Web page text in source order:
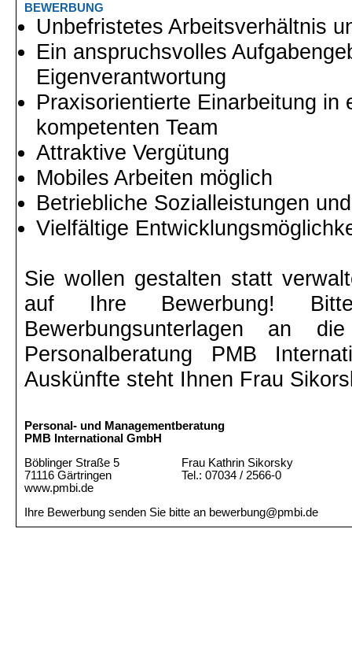
BEWERBUNG
Unbefristetes Arbeitsverhältnis
Ein anspruchsvolles
Eigenverantwortung
Praxisorientierte Einarbeitung in
kompetenten Team
Attraktive Vergütung
Mobiles Arbeiten möglich
Betriebliche Sozialleistungen
Vielfältige
Sie wollen gestalten statt
auf Ihre Bewerbung!
Bewerbungsunterlagen an
Personalberatung PMB
Auskünfte steht Ihnen Frau
Personal- und Managementberatung
PMB International GmbH
Böblinger Straße 5
Frau Kathrin Sikorsky
71116 Gärtringen
Tel.: 07034 / 2566-0
www.pmbi.de
Ihre Bewerbung senden Sie bitte an bewerbung@pmbi.de